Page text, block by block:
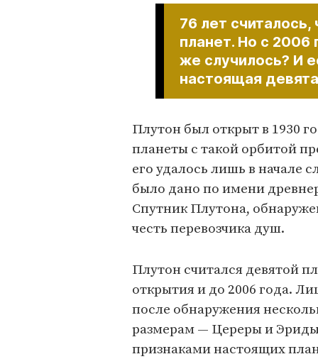
76 лет
планет. Но с 2006
же случилось? И
настоящая
Плутон был открыт в 1930
планеты с такой орбитой
его удалось лишь в начале
было дано по имени
Спутник Плутона,
честь перевозчика душ.
Плутон считался девятой
открытия и до 2006 года.
после обнаружения
размерам — Цереры и
признаками настоящих